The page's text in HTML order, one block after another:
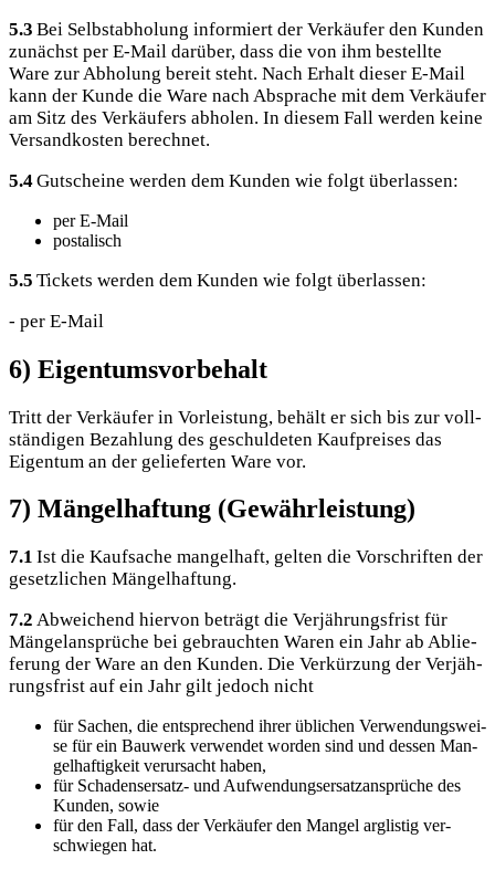
5.3 Bei Selbst­ab­ho­lung infor­miert der Ver­käu­fer den Kun­den
zunächst per E‑Mail dar­über, dass die von ihm bestell­te
Ware zur Abho­lung bereit steht. Nach Erhalt die­ser E‑Mail
kann der Kun­de die Ware nach Abspra­che mit dem Ver­käu­fer
am Sitz des Ver­käu­fers abho­len. In die­sem Fall wer­den kei­ne
Ver­sand­kos­ten berechnet.
5.4Gut­schei­ne wer­den dem Kun­den wie folgt überlassen:
per E‑Mail
pos­ta­lisch
5.5 Tickets wer­den dem Kun­den wie folgt überlassen:
- per E‑Mail
6) Eigentumsvorbehalt
Tritt der Ver­käu­fer in Vor­leis­tung, behält er sich bis zur voll­
stän­di­gen Bezah­lung des geschul­de­ten Kauf­prei­ses das
Eigen­tum an der gelie­fer­ten Ware vor.
7) Mängelhaftung (Gewährleistung)
7.1 Ist die Kauf­sa­che man­gel­haft, gel­ten die Vor­schrif­ten der
gesetz­li­chen Mängelhaftung.
7.2 Abwei­chend hier­von beträgt die Ver­jäh­rungs­frist für
Män­gel­an­sprü­che bei gebrauch­ten Waren ein Jahr ab Ablie­
fe­rung der Ware an den Kun­den. Die Ver­kür­zung der Ver­jäh­
rungs­frist auf ein Jahr gilt jedoch nicht
für Sachen, die ent­spre­chend ihrer übli­chen Ver­wen­dungs­wei­
se für ein Bau­werk ver­wen­det wor­den sind und des­sen Man­
gel­haf­tig­keit ver­ur­sacht haben,
für Scha­dens­er­satz- und Auf­wen­dungs­er­satz­an­sprü­che des
Kun­den, sowie
für den Fall, dass der Ver­käu­fer den Man­gel arg­lis­tig ver­
schwie­gen hat.